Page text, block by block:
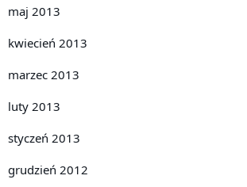
maj 2013
kwiecień 2013
marzec 2013
luty 2013
styczeń 2013
grudzień 2012